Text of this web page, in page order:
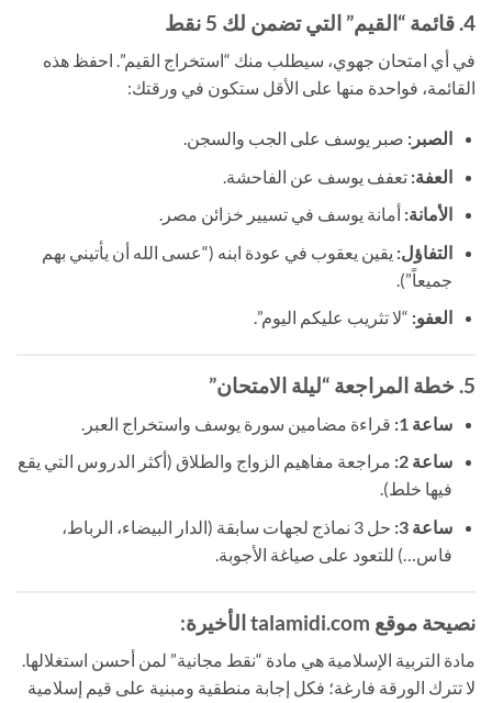
4. قائمة “القيم” التي تضمن لك 5 نقط
في أي امتحان جهوي، سيطلب منك “استخراج القيم”. احفظ هذه
القائمة، فواحدة منها على الأقل ستكون في ورقتك:
الصبر: صبر يوسف على الجب والسجن.
العفة: تعفف يوسف عن الفاحشة.
الأمانة: أمانة يوسف في تسيير خزائن مصر.
التفاؤل: يقين يعقوب في عودة ابنه (“عسى الله أن يأتيني بهم
جميعاً”).
العفو: “لا تثريب عليكم اليوم”.
5. خطة المراجعة “ليلة الامتحان”
ساعة 1:
قراءة مضامين سورة يوسف واستخراج العبر.
ساعة 2:
مراجعة مفاهيم الزواج والطلاق (أكثر الدروس التي يقع
فيها خلط).
ساعة 3:
حل 3 نماذج لجهات سابقة (الدار البيضاء، الرباط،
فاس…) للتعود على صياغة الأجوبة.
نصيحة موقع talamidi.com الأخيرة:
مادة التربية الإسلامية هي مادة “نقط مجانية” لمن أحسن استغلالها.
لا تترك الورقة فارغة؛ فكل إجابة منطقية ومبنية على قيم إسلامية